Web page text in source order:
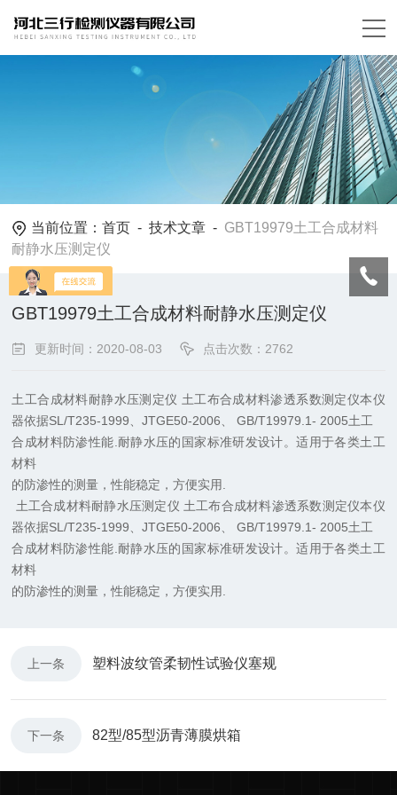
当前位置：首页 -技术文章 - GBT19979土工合成材料
耐静水压测定仪
GBT19979土工合成材料耐静水压测定仪
更新时间：2020-08-03 点击次数：2762
土工合成材料耐静水压测定仪 土工布合成材料渗透系数测定仪本仪
器依据SL/T235-1999、JTGE50-2006、 GB/T19979.1- 2005土工
合成材料防渗性能.耐静水压的国家标准研发设计。适用于各类土工
材料
的防渗性的测量，性能稳定，方便实用.
土工合成材料耐静水压测定仪 土工布合成材料渗透系数测定仪本仪
器依据SL/T235-1999、JTGE50-2006、 GB/T19979.1- 2005土工
合成材料防渗性能.耐静水压的国家标准研发设计。适用于各类土工
材料
的防渗性的测量，性能稳定，方便实用.
上一条 塑料波纹管柔韧性试验仪塞规
下一条 82型/85型沥青薄膜烘箱